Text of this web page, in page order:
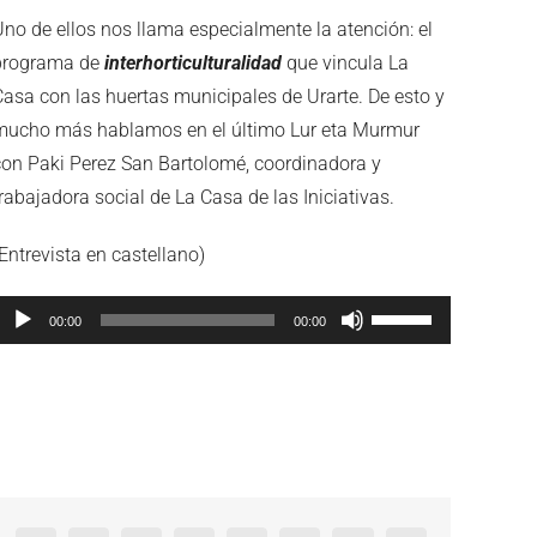
de ellos nos llama especialmente la atención: el
deinterhorticulturalidad que vincula La
con las huertas municipales de Urarte. De esto y
más hablamos en el último Lur eta Murmur
Paki Perez San Bartolomé, coordinadora y
social de La Casa de las Iniciativas.
en castellano)
Reproductor
00:00 00:00
Utiliza
las